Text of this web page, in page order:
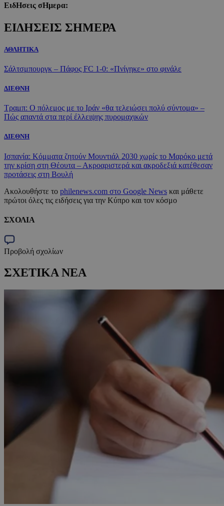
ΕιδΗσεις σΗμερα:
ΕΙΔΗΣΕΙΣ ΣΗΜΕΡΑ
ΑΘΛΗΤΙΚΑ
Σάλτσμπουργκ – Πάφος FC 1-0: «Πνίγηκε» στο φινάλε
ΔΙΕΘΝΗ
Τραμπ: Ο πόλεμος με το Ιράν «θα τελειώσει πολύ σύντομα» –
Πώς απαντά στα περί έλλειψης πυρομαχικών
ΔΙΕΘΝΗ
Ισπανία: Κόμματα ζητούν Μουντιάλ 2030 χωρίς το Μαρόκο μετά
την κρίση στη Θέουτα – Ακροαριστερά και ακροδεξιά κατέθεσαν
προτάσεις στη Βουλή
Ακολουθήστε το philenews.com στο Google News και μάθετε
πρώτοι όλες τις ειδήσεις για την Κύπρο και τον κόσμο
ΣΧΟΛΙΑ
Προβολή σχολίων
ΣΧΕΤΙΚΑ ΝΕΑ